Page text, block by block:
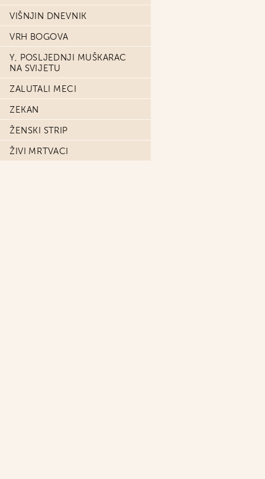
VIŠNJIN DNEVNIK
VRH BOGOVA
Y, POSLJEDNJI MUŠKARAC
NA SVIJETU
ZALUTALI MECI
ZEKAN
ŽENSKI STRIP
ŽIVI MRTVACI